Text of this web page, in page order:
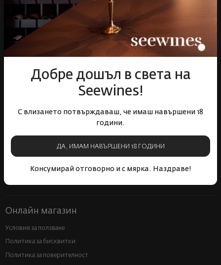
Добре дошъл в света на
Seewines!
С влизането потвърждаваш, че имаш навършени 18
години.
ДА, ИМАМ НАВЪРШЕНИ 18 ГОДИНИ
Консумирай отговорно и с мярка. Наздраве!
цялата страна
Пазарувай
Спиртни
Онлайн магазин
Условия за ползване
Политика за бисквитки
Политика за поверителност